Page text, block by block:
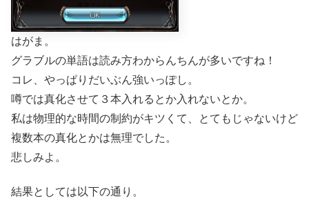
はがま。
グラブルの単語は読み方わからんちんが多いですね！
コレ、やっぱりだいぶん強いっぽし。
噂では真化させて３本入れるとか入れないとか。
私は物理的な時間の制約がキツくて、とてもじゃないけど
複数本の真化とかは無理でした。
悲しみよ。
結果としては以下の通り。